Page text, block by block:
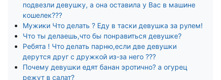
подвезли девушку, а она оставила у Вас в машине
кошелек???
Мужики Что делать ? Еду в таски девушка за рулем!
Что ты делаешь,что бы понравиться девушке?
Ребята ! Что делать парню,если две девушки
дерутся друг с дружкой из-за него ???
Почему девушки едят банан эротично? а огурец
режут в салат?